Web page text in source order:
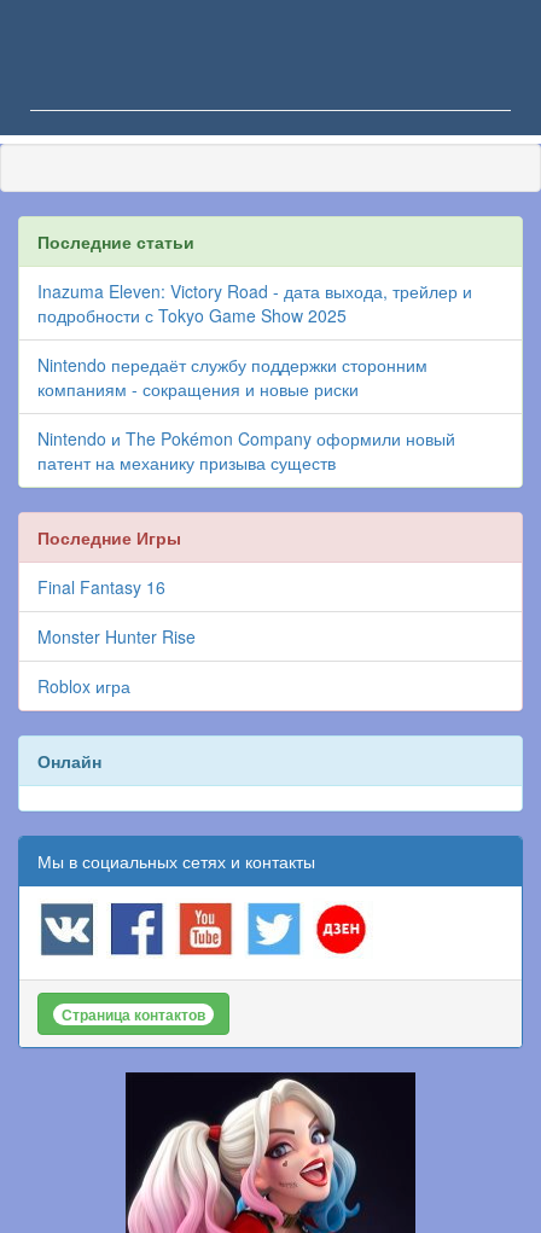
Последние статьи
Inazuma Eleven: Victory Road - дата выхода, трейлер и
подробности с Tokyo Game Show 2025
Nintendo передаёт службу поддержки сторонним
компаниям - сокращения и новые риски
Nintendo и The Pokémon Company оформили новый
патент на механику призыва существ
Последние Игры
Final Fantasy 16
Monster Hunter Rise
Roblox игра
Онлайн
Мы в социальных сетях и контакты
Страница контактов